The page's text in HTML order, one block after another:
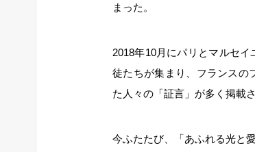
まった。
2018年10月にパリとマルセ
徒たちが集まり、フランスの
た人々の「証言」が多く掲載さ
今ふたたび、「あふれる光と